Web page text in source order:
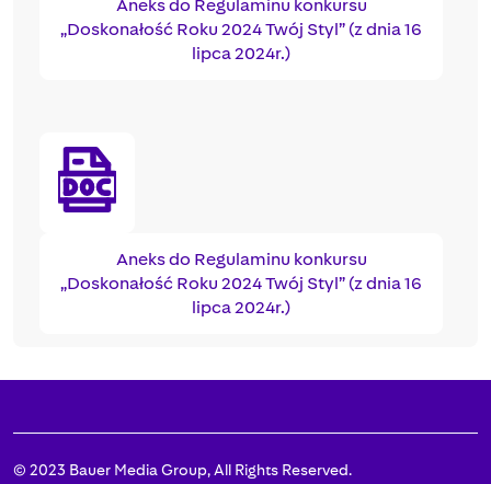
Aneks do Regulaminu konkursu
„Doskonałość Roku 2024 Twój Styl” (z dnia 16
lipca 2024r.)
Aneks do Regulaminu konkursu
„Doskonałość Roku 2024 Twój Styl” (z dnia 16
lipca 2024r.)
© 2023 Bauer Media Group, All Rights Reserved.